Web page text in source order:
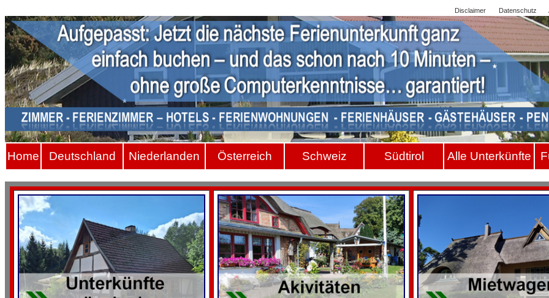
Disclaimer Datenschutz
Home Deutschland Niederlanden Österreich Schweiz Südtiro Alle Unterkünfte